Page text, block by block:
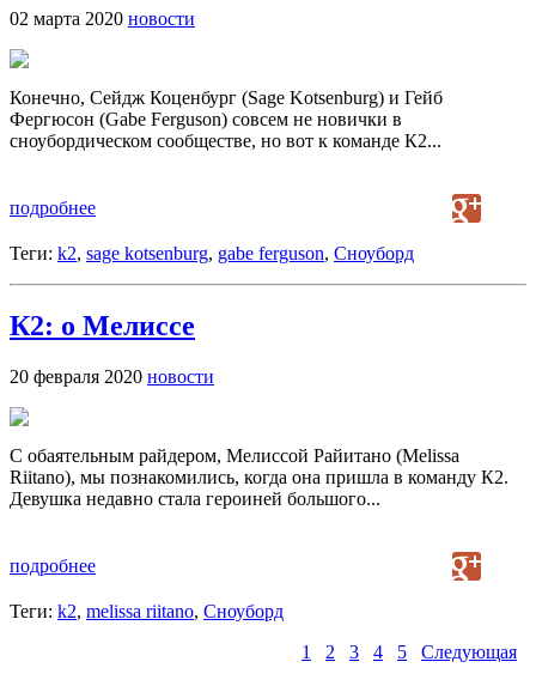
02 марта 2020 новости
Конечно, Сейдж Коценбург (Sage Kotsenburg) и Гейб
Фергюсон (Gabe Ferguson) совсем не новички в
сноубордическом сообществе, но вот к команде К2...
подробнее
Теги: k2, sage kotsenburg, gabe ferguson, Сноуборд
К2: о Мелиссе
20 февраля 2020 новости
С обаятельным райдером, Мелиссой Райитано (Melissa
Riitano), мы познакомились, когда она пришла в команду К2.
Девушка недавно стала героиней большого...
подробнее
Теги: k2, melissa riitano, Сноуборд
1
2 3 4 5 Следующая